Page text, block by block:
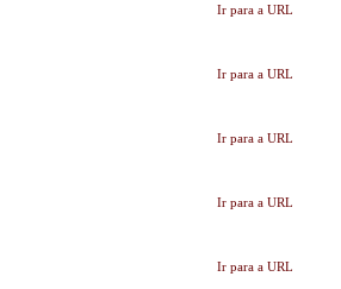
Ir para a URL
Ir para a URL
Ir para a URL
Ir para a URL
Ir para a URL